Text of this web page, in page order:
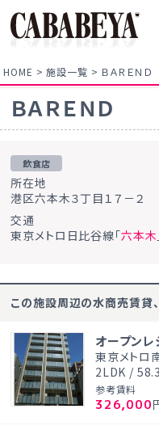
HOME 施設一覧 ＢＡＲＥＮＤ
ＢＡＲＥＮＤ
飲食店
所在地
港区六本木３丁目１７－２
交通
東京メトロ日比谷線「六本木
この施設周辺の水商売賃貸
オープン
東京メトロ
2LDK /
参考賃料
326,000